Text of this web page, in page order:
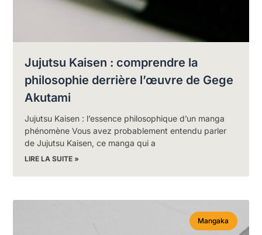
Jujutsu Kaisen : comprendre la
philosophie derrière l’œuvre de Gege
Akutami
Jujutsu Kaisen : l’essence philosophique d’un manga
phénomène Vous avez probablement entendu parler
de Jujutsu Kaisen, ce manga qui a
LIRE LA SUITE »
Mangaka